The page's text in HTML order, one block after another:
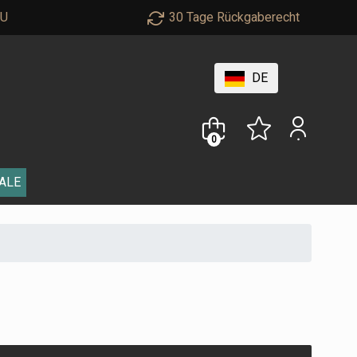
30 Tage Rückgaberecht
DE
0